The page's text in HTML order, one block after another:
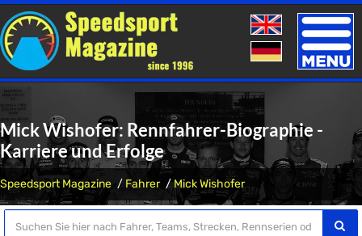
Toggle
Mick Wishofer: Rennfahrer-Biographie -
Karriere und Erfolge
Speedsport Magazine Fahrer Mick Wishofer